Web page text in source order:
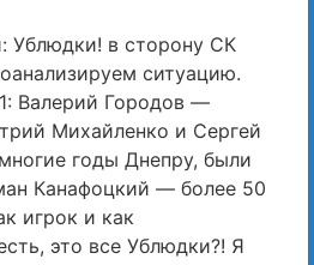
Ублюдки! в сторону СК
ситуацию.
Валерий Городов —
Михайленко и Сергей
годы Днепру, были
Канафоцкий — более 50
игрок и как
это все Ублюдки?! Я